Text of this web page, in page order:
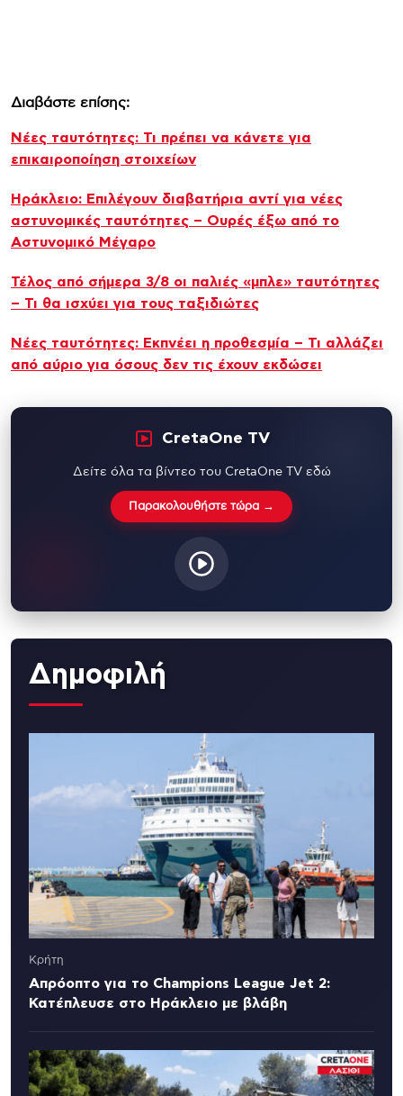
Διαβάστε επίσης:
Νέες ταυτότητες: Τι πρέπει να κάνετε για
επικαιροποίηση στοιχείων
Ηράκλειο: Επιλέγουν διαβατήρια αντί για νέες
αστυνομικές ταυτότητες – Ουρές έξω από το
Αστυνομικό Μέγαρο
Τέλος από σήμερα 3/8 οι παλιές «μπλε» ταυτότητες
– Τι θα ισχύει για τους ταξιδιώτες
Νέες ταυτότητες: Εκπνέει η προθεσμία – Τι αλλάζει
από αύριο για όσους δεν τις έχουν εκδώσει
CretaOne TV
Δείτε όλα τα βίντεο του CretaOne TV εδώ
Παρακολουθήστε τώρα →
Δημοφιλή
Κρήτη
Απρόοπτο για το Champions League Jet 2:
Κατέπλευσε στο Ηράκλειο με βλάβη